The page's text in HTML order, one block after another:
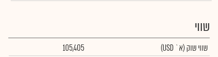
שווי
שווי שוק (א` USD)
105,405